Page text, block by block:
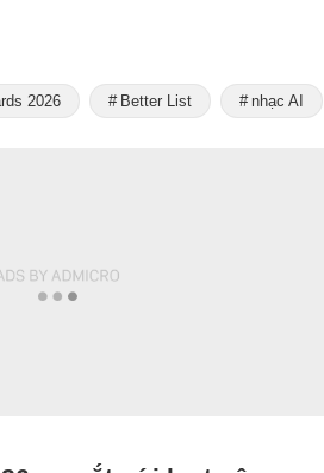
2026 Better List nhạc AI